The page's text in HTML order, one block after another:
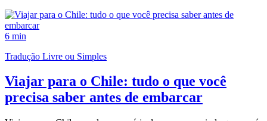
6 min
Tradução Livre ou Simples
Viajar para o Chile: tudo o que você
precisa saber antes de embarcar